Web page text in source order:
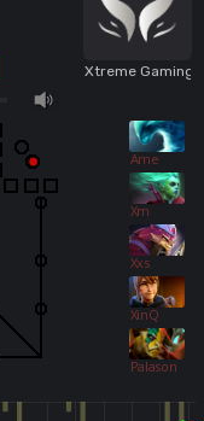
Ame
Xm
Xxs
XinQ
Palason
Xtreme Gaming